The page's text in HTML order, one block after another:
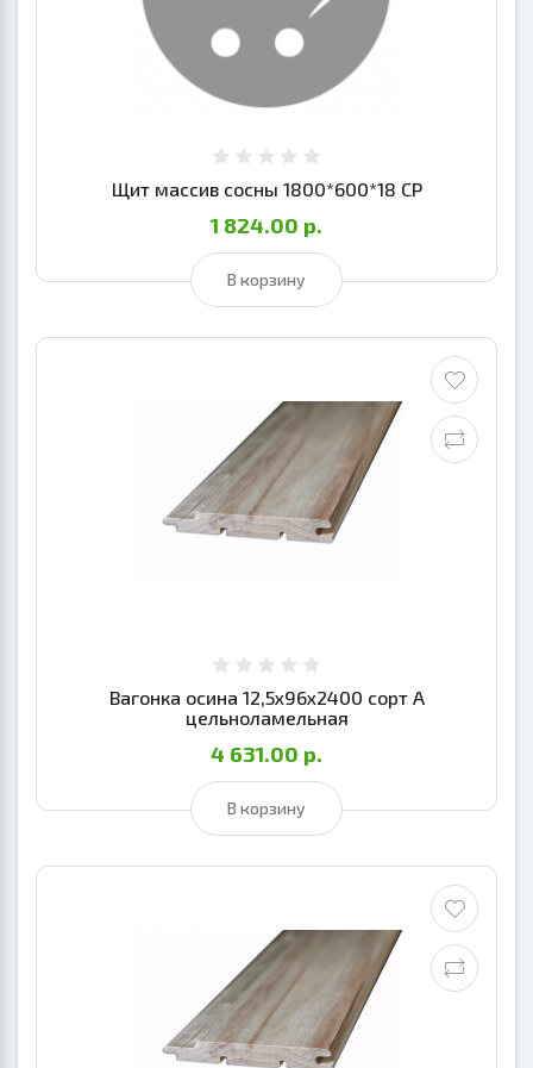
Щит массив сосны 1800*600*18 СР
1 824.00 р.
В корзину
Вагонка осина 12,5х96х2400 сорт А
цельноламельная
4 631.00 р.
В корзину